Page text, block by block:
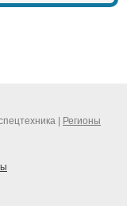
| Регионы